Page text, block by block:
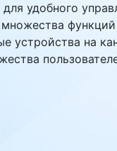
удобного
устройства на